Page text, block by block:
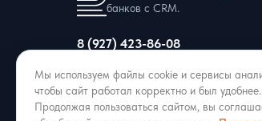
банков с CRM.
8 (927) 423-86-08
Мы используем файлы cookie и сервисы
чтобы сайт работал корректно и был удобнее.
Продолжая пользоваться сайтом, вы